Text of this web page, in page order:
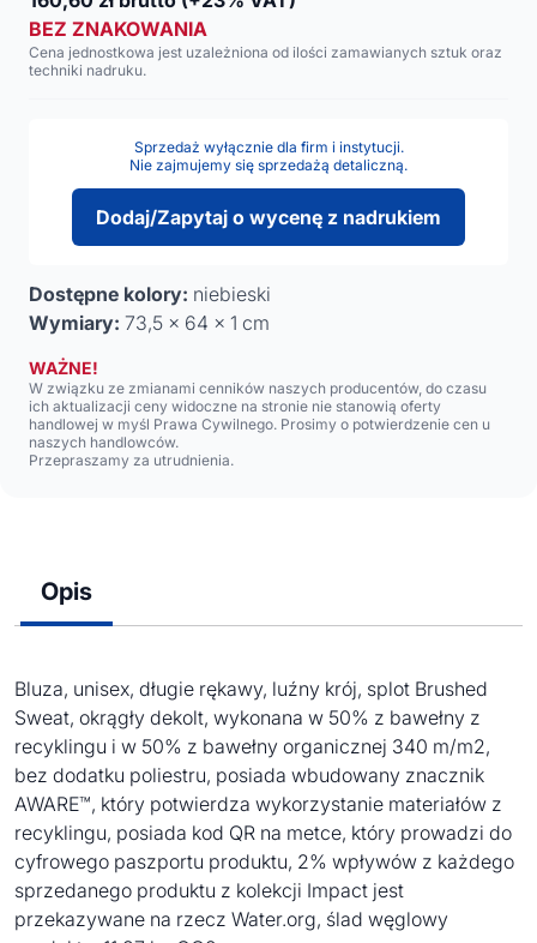
BEZ ZNAKOWANIA
Cena jednostkowa jest uzależniona od ilości zamawianych sztuk oraz
techniki nadruku.
Sprzedaż wyłącznie dla firm i instytucji.
Nie zajmujemy się sprzedażą detaliczną.
Dodaj/Zapytaj o wycenę z nadrukiem
Dostępne kolory: niebieski
Wymiary: 73,5 x 64 x 1 cm
WAŻNE!
W związku ze zmianami cenników naszych producentów, do czasu
ich aktualizacji ceny widoczne na stronie nie stanowią oferty
handlowej w myśl Prawa Cywilnego. Prosimy o potwierdzenie cen u
naszych handlowców.
Przepraszamy za utrudnienia.
Opis
Bluza, unisex, długie rękawy, luźny krój, splot Brushed
Sweat, okrągły dekolt, wykonana w 50% z bawełny z
recyklingu i w 50% z bawełny organicznej 340 m/m2,
bez dodatku poliestru, posiada wbudowany znacznik
AWARE™, który potwierdza wykorzystanie materiałów z
recyklingu, posiada kod QR na metce, który prowadzi do
cyfrowego paszportu produktu, 2% wpływów z każdego
sprzedanego produktu z kolekcji Impact jest
przekazywane na rzecz Water.org, ślad węglowy